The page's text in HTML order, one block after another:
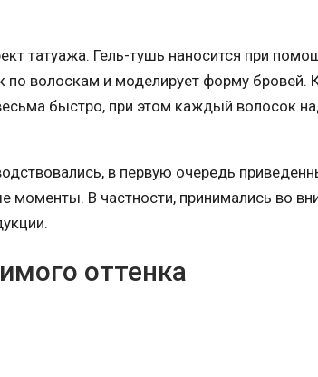
татуажа. Гель-тушь наносится при
по волоскам и моделирует форму бровей.
быстро, при этом каждый волосок
в первую очередь
В частности, принимались во
оттенка